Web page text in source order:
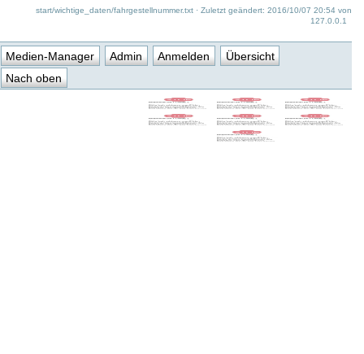
start/wichtige_daten/fahrgestellnummer.txt · Zuletzt geändert: 2016/10/07 20:54 von
127.0.0.1
Medien-Manager Admin Anmelden
Übersicht
Nach oben